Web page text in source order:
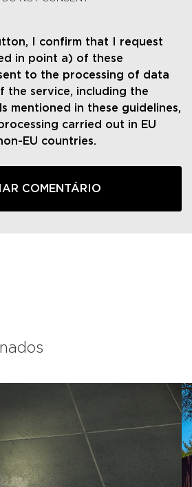
I confirm that I request
in point a) of these
to the processing of data
the service, including the
mentioned in these guidelines,
carried out in EU
EU countries.